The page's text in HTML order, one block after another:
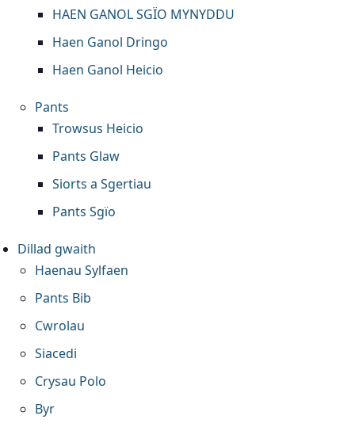
HAEN GANOL SGÏO MYNYDDU
Haen Ganol Dringo
Haen Ganol Heicio
Pants
Trowsus Heicio
Pants Glaw
Siorts a Sgertiau
Pants Sgïo
Dillad gwaith
Haenau Sylfaen
Pants Bib
Cwrolau
Siacedi
Crysau Polo
Byr